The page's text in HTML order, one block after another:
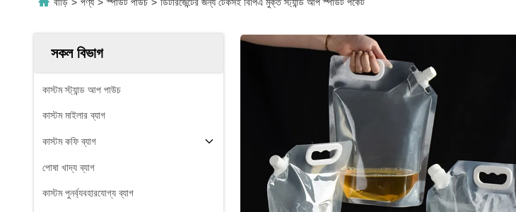
সকল বিভাগ
কাস্টম স্ট্যান্ড আপ পাউচ
কাস্টম মাইলার ব্যাগ
কাস্টম কফি ব্যাগ
পোষা খাদ্য ব্যাগ
কাস্টম পুনর্ব্যবহারযোগ্য ব্যাগ